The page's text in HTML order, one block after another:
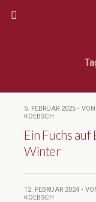
5. FEBRUAR 2025 •
KOEBSCH
Ein Fuchs
Winter
12. FEBRUAR 2024 •
KOEBSCH